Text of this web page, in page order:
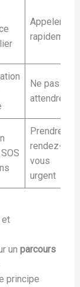
Appeler
rapidement
Ne pas
attendre
Prendre
rendez-
vous
urgent
et
un parcours
principe